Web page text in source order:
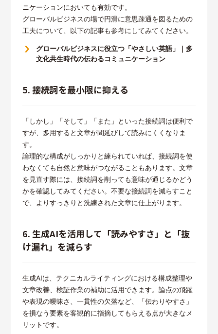
ニケーションにおいても有効です。
グローバルビジネスの場で円滑に意思疎通を図るための
工夫について、以下の記事も参考にしてみてください。
グローバルビジネスに役立つ「やさしい英語」｜多
文化共生時代の伝わるコミュニケーション
5. 接続詞を最小限に抑える
「しかし」「そして」「また」といった接続詞は便利で
すが、多用すると文章が間延びして読みにくくなりま
す。
論理的な構成がしっかりと練られていれば、接続詞を使
わなくても自然と意味がつながることもあります。文章
を見直す際には、接続詞を削っても意味が通じるかどう
かを確認してみてください。不要な接続詞を減らすこと
で、よりすっきりと洗練された文章に仕上がります。
6. 生成AIを活用して「読みやすさ」と「抜
け漏れ」を減らす
生成AIは、テクニカルライティングにおける構成整理や
文章改善、検証作業の補助に活用できます。論点の飛躍
や表現の曖昧さ、一貫性の欠落など、「伝わりやすさ」
を損なう要素を客観的に指摘してもらえる点が大きなメ
リットです。